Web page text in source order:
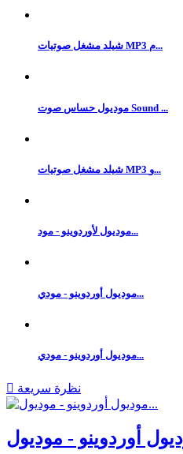
شيلد مشغل صوتيات MP3 م...
موديول حساس صوت Sound ...
شيلد مشغل صوتيات MP3 و...
موديول لأوردوينو - مود...
موديول أوردوينو - مودي...
موديول أوردوينو - مودي...
 نظرة سريعة